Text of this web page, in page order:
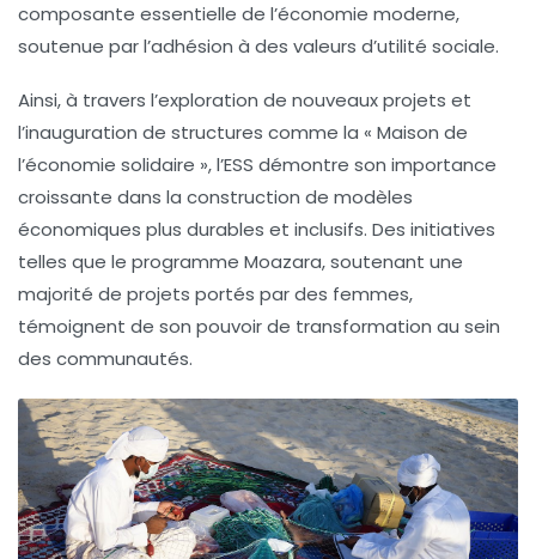
composante essentielle de l’économie moderne,
soutenue par l’adhésion à des valeurs d’utilité sociale.
Ainsi, à travers l’exploration de nouveaux projets et
l’inauguration de structures comme la « Maison de
l’économie solidaire », l’ESS démontre son importance
croissante dans la construction de modèles
économiques plus durables et inclusifs. Des initiatives
telles que le programme Moazara, soutenant une
majorité de projets portés par des femmes,
témoignent de son pouvoir de transformation au sein
des communautés.